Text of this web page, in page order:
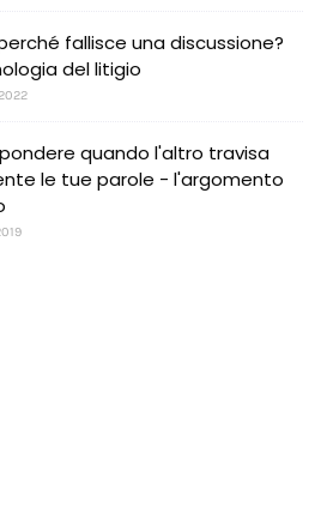
fallisce una discussione?
del litigio
quando l'altro travisa
le tue parole - l'argomento